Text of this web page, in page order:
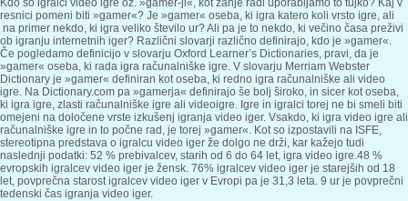
Kdo so igralci video igre oz. »gamer-ji«, kot zanje radi uporabljamo to tujko? Kaj v
resnici pomeni biti »gamer«? Je »gamer« oseba, ki igra katero koli vrsto igre, ali
na primer nekdo, ki igra veliko število ur? Ali pa je to nekdo, ki večino časa preživi
ob igranju internetnih iger? Različni slovarji različno definirajo, kdo je »gamer«.
Če pogledamo definicijo v slovarju Oxford Learner’s Dictionaries, pravi, da je
»gamer« oseba, ki rada igra računalniške igre. V slovarju Merriam Webster
Dictionary je »gamer« definiran kot oseba, ki redno igra računalniške ali video
igre. Na Dictionary.com pa »gamerja« definirajo še bolj široko, in sicer kot oseba,
ki igra igre, zlasti računalniške igre ali videoigre. Igre in igralci torej ne bi smeli biti
omejeni na določene vrste izkušenj igranja video iger. Vsakdo, ki igra video igre ali
računalniške igre in to počne rad, je torej »gamer«. Kot so izpostavili na ISFE,
stereotipna predstava o igralcu video iger že dolgo ne drži, kar kažejo tudi
naslednji podatki: 52 % prebivalcev, starih od 6 do 64 let, igra video igre.48 %
evropskih igralcev video iger je žensk. 76% igralcev video iger je starejših od 18
let, povprečna starost igralcev video iger v Evropi pa je 31,3 leta. 9 ur je povprečni
tedenski čas igranja video iger.